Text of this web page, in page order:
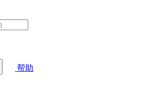
帮助